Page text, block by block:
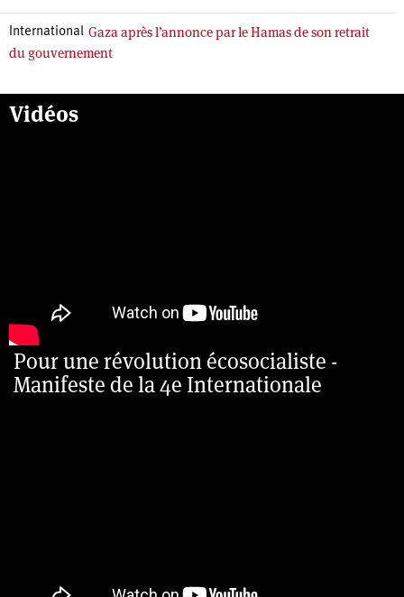
International Gaza après l’annonce par le Hamas de son retrait
du gouvernement
Vidéos
Pour une révolution écosocialiste -
Manifeste de la 4e Internationale